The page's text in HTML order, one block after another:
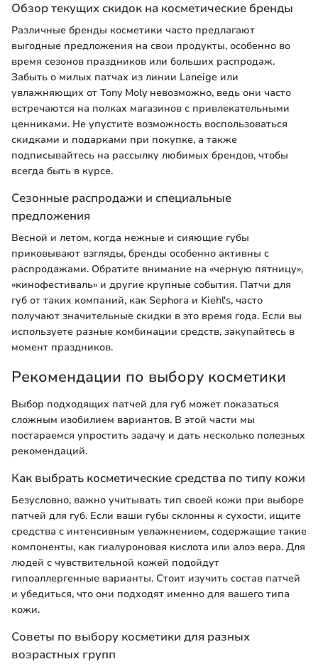
Обзор текущих скидок на косметические бренды
Различные бренды косметики часто предлагают
выгодные предложения на свои продукты, особенно во
время сезонов праздников или больших распродаж.
Забыть о милых патчах из линии Laneige или
увлажняющих от Tony Moly невозможно, ведь они часто
встречаются на полках магазинов с привлекательными
ценниками. Не упустите возможность воспользоваться
скидками и подарками при покупке, а также
подписывайтесь на рассылку любимых брендов, чтобы
всегда быть в курсе.
Сезонные распродажи и специальные
предложения
Весной и летом, когда нежные и сияющие губы
приковывают взгляды, бренды особенно активны с
распродажами. Обратите внимание на «черную пятницу»,
«кинофестиваль» и другие крупные события. Патчи для
губ от таких компаний, как Sephora и Kiehl's, часто
получают значительные скидки в это время года. Если вы
используете разные комбинации средств, закупайтесь в
момент праздников.
Рекомендации по выбору косметики
Выбор подходящих патчей для губ может показаться
сложным изобилием вариантов. В этой части мы
постараемся упростить задачу и дать несколько полезных
рекомендаций.
Как выбрать косметические средства по типу кожи
Безусловно, важно учитывать тип своей кожи при выборе
патчей для губ. Если ваши губы склонны к сухости, ищите
средства с интенсивным увлажнением, содержащие такие
компоненты, как гиалуроновая кислота или алоэ вера. Для
людей с чувствительной кожей подойдут
гипоаллергенные варианты. Стоит изучить состав патчей
и убедиться, что они подходят именно для вашего типа
кожи.
Советы по выбору косметики для разных
возрастных групп